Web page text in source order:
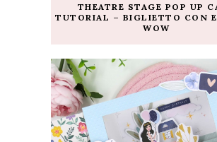
THEATRE STAGE POP UP
TUTORIAL – BIGLIETTO CON
WOW